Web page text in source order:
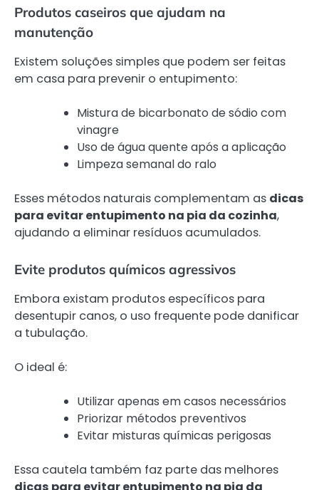
Produtos caseiros que ajudam na
manutenção
Existem soluções simples que podem ser feitas
em casa para prevenir o entupimento:
Mistura de bicarbonato de sódio com
vinagre
Uso de água quente após a aplicação
Limpeza semanal do ralo
Esses métodos naturais complementam as dicas
para evitar entupimento na pia da cozinha,
ajudando a eliminar resíduos acumulados.
Evite produtos químicos agressivos
Embora existam produtos específicos para
desentupir canos, o uso frequente pode danificar
a tubulação.
O ideal é:
Utilizar apenas em casos necessários
Priorizar métodos preventivos
Evitar misturas químicas perigosas
Essa cautela também faz parte das melhores
dicas para evitar entupimento na pia da